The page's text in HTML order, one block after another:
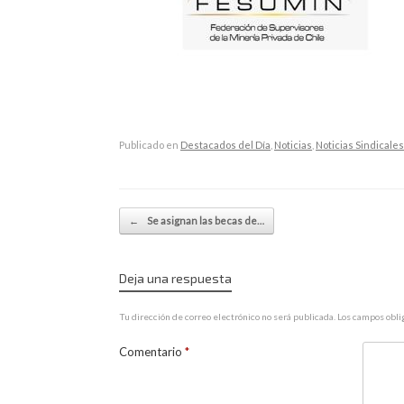
Publicado en Destacados del Día Noticias Noticias Sindicales
Navegador de artículos
← Se asignan las becas de…
Deja una respuesta
Tu dirección de correo electrónico no será publicada. Los campos
Comentario *